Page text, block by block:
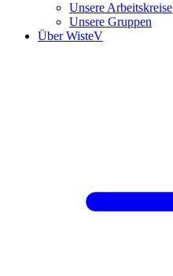
Unsere Arbeitskreise
Unsere Gruppen
Über WisteV